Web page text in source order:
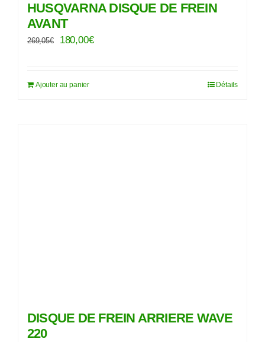
HUSQVARNA DISQUE DE FREIN
AVANT
269,05€
Le
initial
était :
180,00€Le
actuel
Ajouter au panier Détails
DISQUE DE FREIN ARRIERE WAVE
220